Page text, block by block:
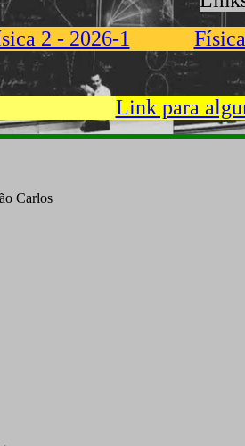
2 - 2026-1
Link para
Carlos